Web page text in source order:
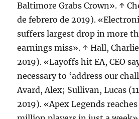
Baltimore Grabs Crown». ↑
de febrero de 2019).
suffers largest drop in more
earnings miss». ↑ Hall,
2019). «Layoffs hit EA, CEO
necessary to ‘address our
Avard, Alex; Sullivan, Lucas
2019). «Apex Legends